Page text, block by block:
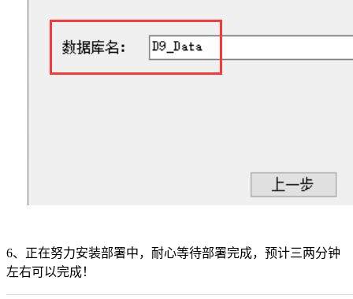
6、正在努力安装部署中，耐心等待部署完成，预计三两分钟
左右可以完成！